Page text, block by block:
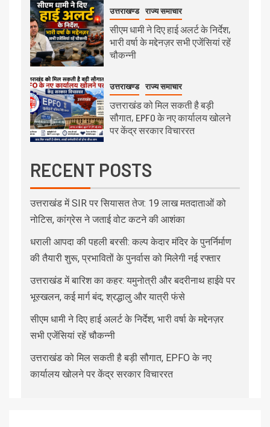
उत्तराखण्ड राज्य समाचार
सीएम धामी ने दिए हाई अलर्ट के निर्देश,
भारी वर्षा के मद्देनज़र सभी एजेंसियां रहें
चौकन्नी
उत्तराखण्ड राज्य समाचार
उत्तराखंड को मिल सकती है बड़ी
सौगात, EPFO के नए कार्यालय खोलने
पर केंद्र सरकार विचाररत
RECENT POSTS
उत्तराखंड में SIR पर सियासत तेज: 19 लाख मतदाताओं को
नोटिस, कांग्रेस ने जताई वोट कटने की आशंका
धराली आपदा की पहली बरसी: कल्प केदार मंदिर के पुनर्निर्माण
की तैयारी शुरू, प्रभावितों के पुनर्वास को मिलेगी नई रफ्तार
उत्तराखंड में बारिश का कहर: यमुनोत्री और बदरीनाथ हाईवे पर
भूस्खलन, कई मार्ग बंद; श्रद्धालु और यात्री फंसे
सीएम धामी ने दिए हाई अलर्ट के निर्देश, भारी वर्षा के मद्देनज़र
सभी एजेंसियां रहें चौकन्नी
उत्तराखंड को मिल सकती है बड़ी सौगात, EPFO के नए
कार्यालय खोलने पर केंद्र सरकार विचाररत